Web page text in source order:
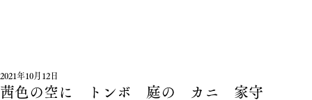
茜色の空に トンボ 庭の カニ 家守
2021年10月12日